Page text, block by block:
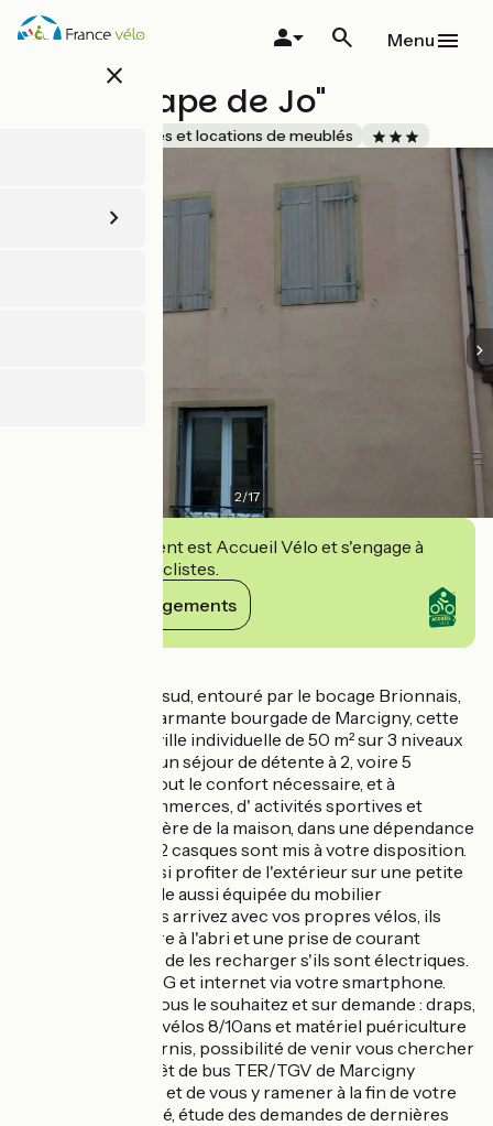
Aller
au
close
Menu
Gîte "L'étape de Jo"
Gîtes et locations de meublés
2/17
Cet établissement est Accueil Vélo et s'engage à
accueillir des cyclistes.
Voir ses engagements
En Bourgogne du sud, entouré par le bocage Brionnais,
au centre de la charmante bourgade de Marcigny, cette
petite maison de ville individuelle de 50 m² sur 3 niveaux
vous attend pour un séjour de détente à 2, voire 5
personnes avec tout le confort nécessaire, et à
proximité des commerces, d' activités sportives et
culturelles. A l’arrière de la maison, dans une dépendance
fermée : 4 vélos + 2 casques sont mis à votre disposition.
Vous pourrez aussi profiter de l'extérieur sur une petite
terrasse fleurie, elle aussi équipée du mobilier
nécessaire. Si vous arrivez avec vos propres vélos, ils
pourront aussi être à l'abri et une prise de courant
pourra permettre de les recharger s'ils sont électriques.
Accès au réseau 4G et internet via votre smartphone.
Sans sur coût, si vous le souhaitez et sur demande : draps,
linge de maison, 2 vélos 8/10ans et matériel puériculture
pourront être fournis, possibilité de venir vous chercher
en voiture de l'arrêt de bus TER/TGV de Marcigny
jusqu'au logement et de vous y ramener à la fin de votre
séjour. Coffret à clé, étude des demandes de dernières